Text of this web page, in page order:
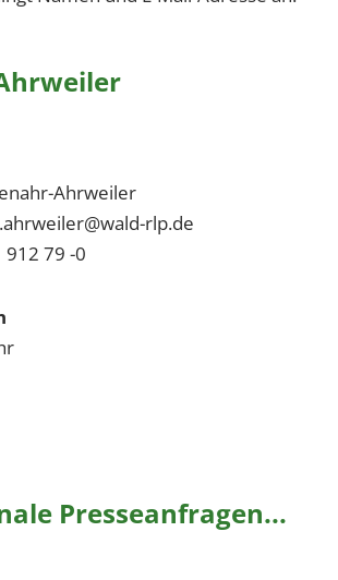
Ahrweiler
rlp.de
79 -0
Presseanfragen...